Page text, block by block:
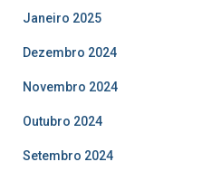
Janeiro 2025
Dezembro 2024
Novembro 2024
Outubro 2024
Setembro 2024